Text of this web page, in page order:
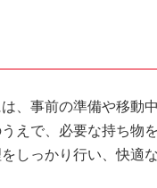
、事前の準備や移動
えで、必要な持ち物
しっかり行い、快適